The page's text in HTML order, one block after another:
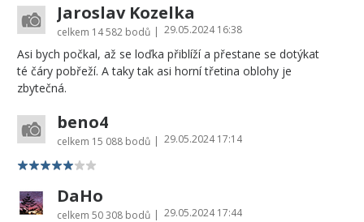
Jaroslav Kozelka
celkem 14 582 bodů | 29.05.2024 16:38
Asi bych počkal, až se loďka přiblíží a přestane se dotýkat
té čáry pobřeží. A taky tak asi horní třetina oblohy je
zbytečná.
beno4
celkem 15 088 bodů | 29.05.2024 17:14
DaHo
celkem 50 308 bodů | 29.05.2024 17:44